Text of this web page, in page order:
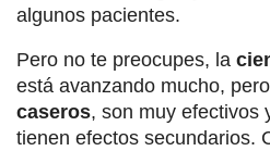
algunos pacientes.
Pero no te preocupes, la
está avanzando mucho,
caseros, son muy efectivos
tienen efectos secundarios.